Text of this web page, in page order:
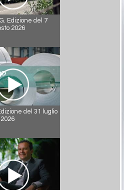
Edizione del 7
2026
del 31 luglio
2026